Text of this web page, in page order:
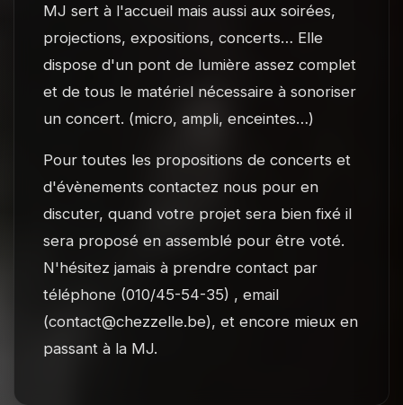
MJ sert à l'accueil mais aussi aux soirées,
projections, expositions, concerts… Elle
dispose d'un pont de lumière assez complet
et de tous le matériel nécessaire à sonoriser
un concert. (micro, ampli, enceintes…)
Pour toutes les propositions de concerts et
d'évènements contactez nous pour en
discuter, quand votre projet sera bien fixé il
sera proposé en assemblé pour être voté.
N'hésitez jamais à prendre contact par
téléphone (010/45-54-35) , email
(contact@chezzelle.be), et encore mieux en
passant à la MJ.